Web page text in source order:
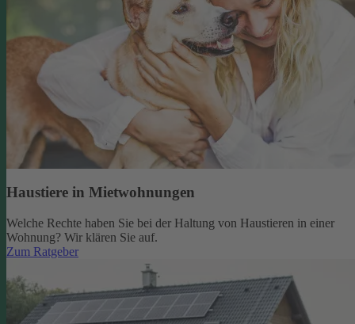
Haustiere in Mietwohnungen
Welche Rechte haben Sie bei der Haltung von Haustieren in einer
Wohnung? Wir klären Sie auf.
Zum Ratgeber